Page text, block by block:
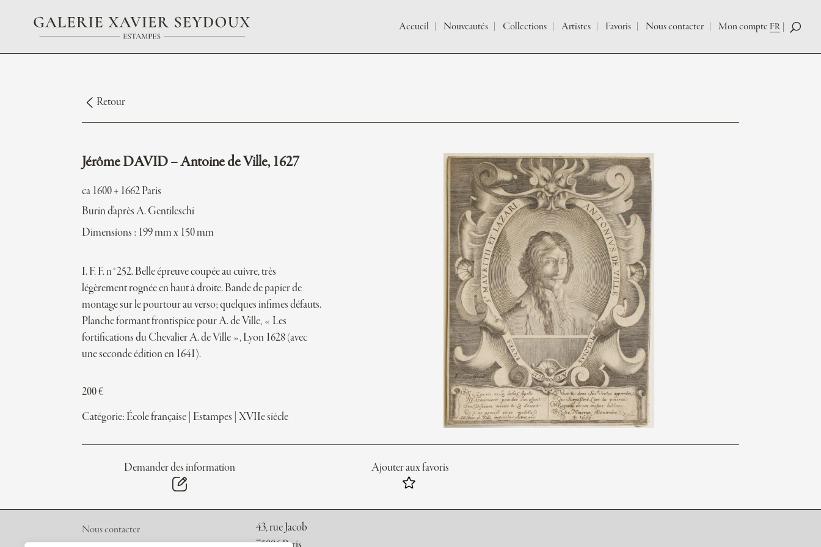
Accueil Nouveautés Collections Artistes Favoris Nous contacter Mon compte FR
Retour
Jérôme DAVID – Antoine de Ville, 1627
ca 1600 + 1662 Paris
Burin d'après A. Gentileschi
Dimensions : 199 mm x 150 mm
I. F. F. n°252. Belle épreuve coupée au cuivre, très
légèrement rognée en haut à droite. Bande de papier de
montage sur le pourtour au verso; quelques infimes défauts.
Planche formant frontispice pour A. de Ville, « Les
fortifications du Chevalier A. de Ville », Lyon 1628 (avec
une seconde édition en 1641).
200€
Catégorie: École française Estampes |XVIIe siècle
Demander des information Ajouter aux favoris
Nous contacter
43, rue Jacob